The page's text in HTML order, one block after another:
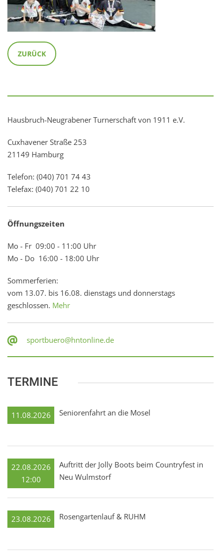
ZURÜCK
Hausbruch-Neugrabener Turnerschaft von 1911 e.V.
Cuxhavener Straße 253
21149 Hamburg
Telefon: (040) 701 74 43
Telefax: (040) 701 22 10
Öffnungszeiten
Mo - Fr 09:00 - 11:00 Uhr
Mo - Do 16:00 - 18:00 Uhr
Sommerferien:
vom 13.07. bis 16.08. dienstags und donnerstags
geschlossen. Mehr
sportbuero@hntonline.de
TERMINE
11.08.2026 Seniorenfahrt an die Mosel
22.08.2026
12:00
Auftritt der Jolly Boots beim Countryfest in
Neu Wulmstorf
23.08.2026 Rosengartenlauf & RUHM